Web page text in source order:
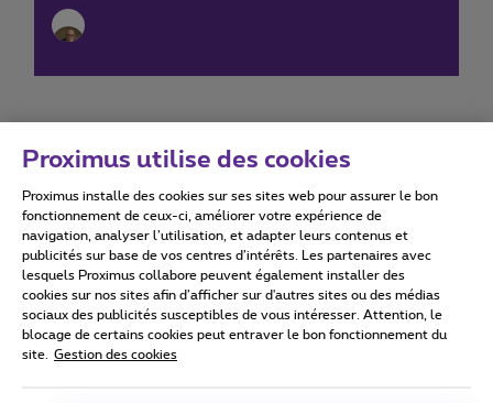
Conditions d'utilisation Accessibility statement
Tous droits réservés. © 2026 Proximus
Conditions générales, info consommateur
Proximus utilise des cookies
Proximus installe des cookies sur ses sites web pour assurer le bon
fonctionnement de ceux-ci, améliorer votre expérience de
navigation, analyser l’utilisation, et adapter leurs contenus et
publicités sur base de vos centres d’intérêts. Les partenaires avec
lesquels Proximus collabore peuvent également installer des
cookies sur nos sites afin d’afficher sur d'autres sites ou des médias
sociaux des publicités susceptibles de vous intéresser. Attention, le
blocage de certains cookies peut entraver le bon fonctionnement du
site.
Gestion des cookies